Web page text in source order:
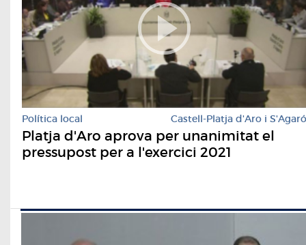
Política local Castell-Platja d'Aro i S'Agaró
Platja d'Aro aprova per unanimitat el
pressupost per a l'exercici 2021